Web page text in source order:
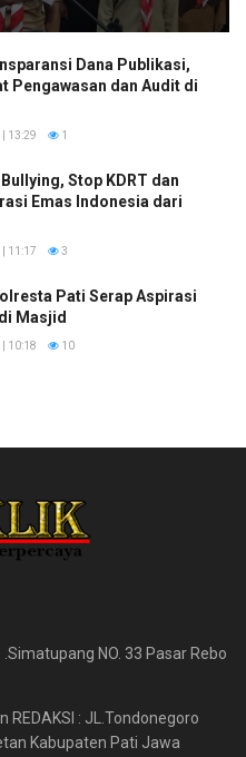
Dana Publikasi,
Pengawasan dan Audit di
| 13:29 1
Stop KDRT dan
Emas Indonesia dari
| 11:17 3
Pati Serap Aspirasi
Masjid
| 10:18 10
.Simatupang NO. 33 Pasar Rebo
REDAKSI : JL.Tondonegoro
Kabupaten Pati Jawa